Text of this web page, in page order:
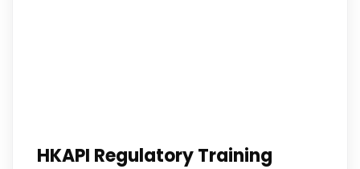
HKAPI Regulatory Training